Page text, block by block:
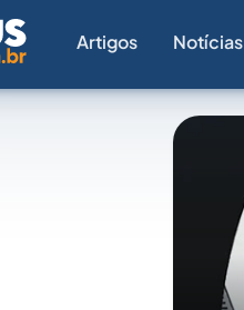
Artigos Notícias